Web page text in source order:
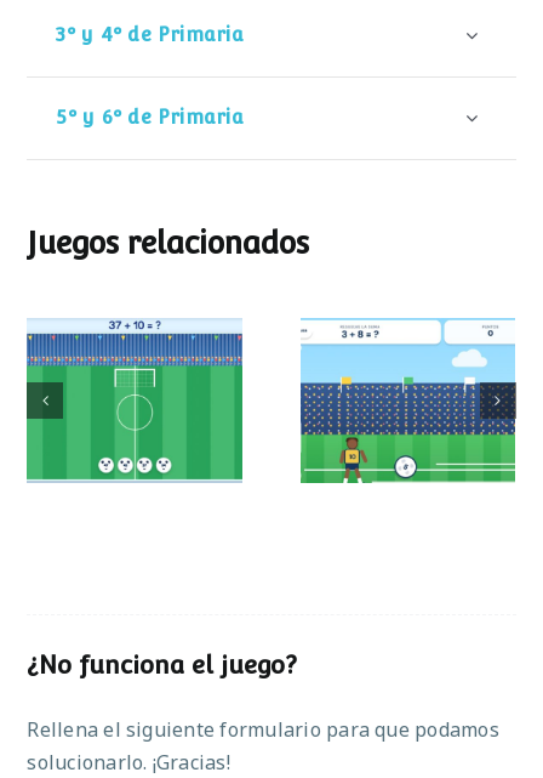
3º y 4º de Primaria
5º y 6º de Primaria
Juegos relacionados
Mundial de
operaciones
Partido de sumas
¿No funciona el juego?
Rellena el siguiente formulario para que podamos
solucionarlo. ¡Gracias!